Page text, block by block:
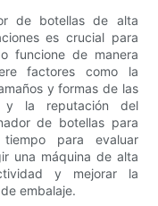
de botellas de alta
es crucial para
funcione de manera
factores como la
y formas de las
y la reputación del
de botellas para
para evaluar
una máquina de alta
y mejorar la
embalaje.